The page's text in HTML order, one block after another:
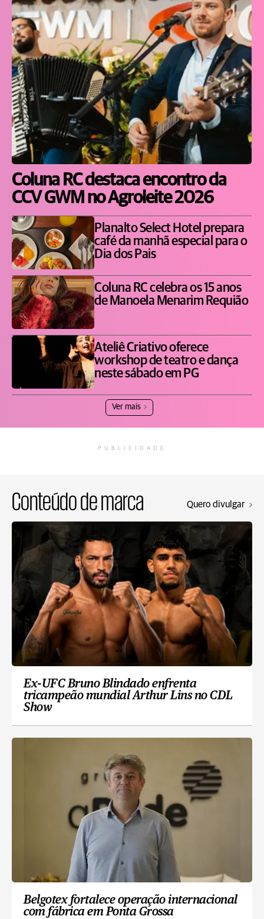
Coluna RC destaca encontro da
CCV GWM no Agroleite 2026
Planalto Select Hotel prepara
café da manhã especial para o
Dia dos Pais
Coluna RC celebra os 15 anos
de Manoela Menarim Requião
Ateliê Criativo oferece
workshop de teatro e dança
neste sábado em PG
Ver mais
PUBLICIDADE
Conteúdo de marca Quero divulgar
Ex-UFC Bruno Blindado enfrenta
tricampeão mundial Arthur Lins no CDL
Show
Belgotex fortalece operação internacional
com fábrica em Ponta Grossa